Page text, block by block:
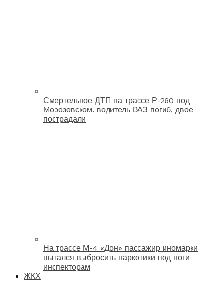
Смертельное ДТП на трассе Р-260 под
Морозовском: водитель ВАЗ погиб, двое
пострадали
На трассе М-4 «Дон» пассажир иномарки
пытался выбросить наркотики под ноги
инспекторам
ЖКХ